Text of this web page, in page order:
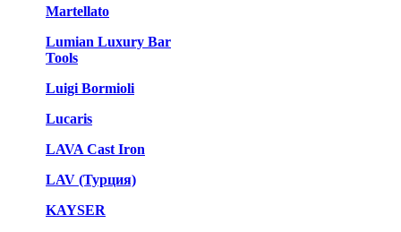
Martellato
Lumian Luxury Bar
Tools
Luigi Bormioli
Lucaris
LAVA Cast Iron
LAV (Турция)
KAYSER